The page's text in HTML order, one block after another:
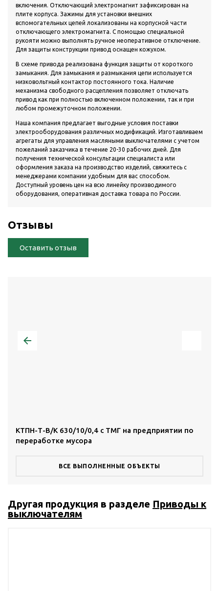
включения. Отключающий электромагнит зафиксирован на
плите корпуса. Зажимы для установки внешних
вспомогательных цепей локализованы на корпусной части
отключающего электромагнита. С помощью специальной
рукояти можно выполнять ручное неоперативное отключение.
Для защиты конструкции привод оснащен кожухом.
В схеме привода реализована функция защиты от короткого
замыкания. Для замыкания и размыкания цепи используется
низковольтный контактор постоянного тока. Наличие
механизма свободного расцепления позволяет отключать
привод как при полностью включенном положении, так и при
любом промежуточном положении.
Наша компания предлагает выгодные условия поставки
электрооборудования различных модификаций. Изготавливаем
агрегаты для управления масляными выключателями с учетом
пожеланий заказчика в течение 20-30 рабочих дней. Для
получения технической консультации специалиста или
оформления заказа на производство изделий, свяжитесь с
менеджерами компании удобным для вас способом.
Доступный уровень цен на всю линейку производимого
оборудования, оперативная доставка товара по России.
Отзывы
Оставить отзыв
КТПН-Т-В/К 630/10/0,4 с ТМГ на предприятии по
переработке мусора
ВСЕ ВЫПОЛНЕННЫЕ ОБЪЕКТЫ
Другая продукция в разделе Приводы к
выключателям